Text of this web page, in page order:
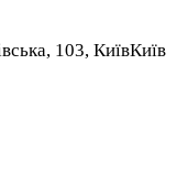
103, КиївКиїв